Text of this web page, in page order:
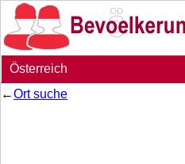
Österreich
←Ort suche